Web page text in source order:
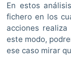
En estos
fichero en los
acciones
este modo,
ese caso mirar